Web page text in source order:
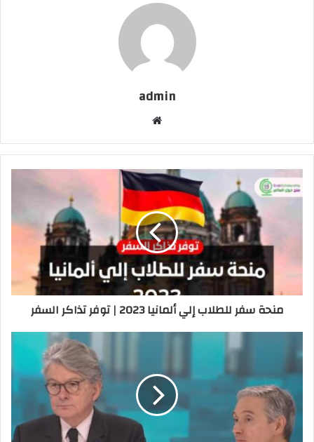
admin
منحة سفر للطلاب إلي ألمانيا 2023 | توفر تذاكر السفر